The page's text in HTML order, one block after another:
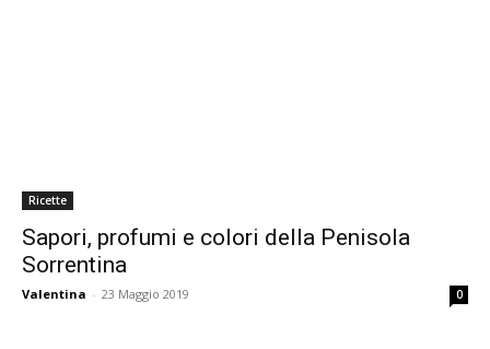
Ricette
Sapori, profumi e colori della Penisola
Sorrentina
Valentina - 23 Maggio 2019 0